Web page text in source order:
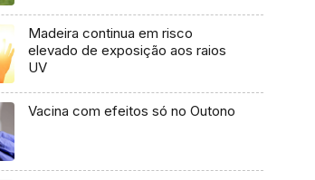
Madeira continua em risco
elevado de exposição aos raios
UV
Vacina com efeitos só no Outono